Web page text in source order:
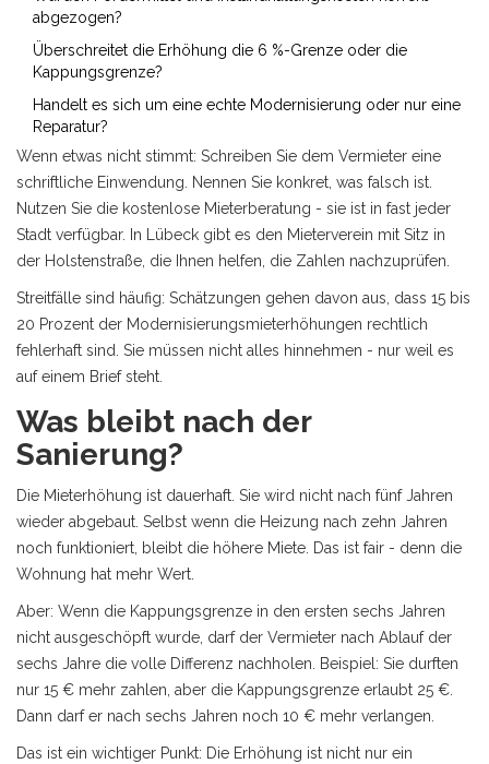
abgezogen?
Überschreitet die Erhöhung die 6 %-Grenze oder die
Kappungsgrenze?
Handelt es sich um eine echte Modernisierung oder nur eine
Reparatur?
Wenn etwas nicht stimmt: Schreiben Sie dem Vermieter eine
schriftliche Einwendung. Nennen Sie konkret, was falsch ist.
Nutzen Sie die kostenlose Mieterberatung - sie ist in fast jeder
Stadt verfügbar. In Lübeck gibt es den Mieterverein mit Sitz in
der Holstenstraße, die Ihnen helfen, die Zahlen nachzuprüfen.
Streitfälle sind häufig: Schätzungen gehen davon aus, dass 15 bis
20 Prozent der Modernisierungsmieterhöhungen rechtlich
fehlerhaft sind. Sie müssen nicht alles hinnehmen - nur weil es
auf einem Brief steht.
Was bleibt nach der
Sanierung?
Die Mieterhöhung ist dauerhaft. Sie wird nicht nach fünf Jahren
wieder abgebaut. Selbst wenn die Heizung nach zehn Jahren
noch funktioniert, bleibt die höhere Miete. Das ist fair - denn die
Wohnung hat mehr Wert.
Aber: Wenn die Kappungsgrenze in den ersten sechs Jahren
nicht ausgeschöpft wurde, darf der Vermieter nach Ablauf der
sechs Jahre die volle Differenz nachholen. Beispiel: Sie durften
nur 15 € mehr zahlen, aber die Kappungsgrenze erlaubt 25 €.
Dann darf er nach sechs Jahren noch 10 € mehr verlangen.
Das ist ein wichtiger Punkt: Die Erhöhung ist nicht nur ein